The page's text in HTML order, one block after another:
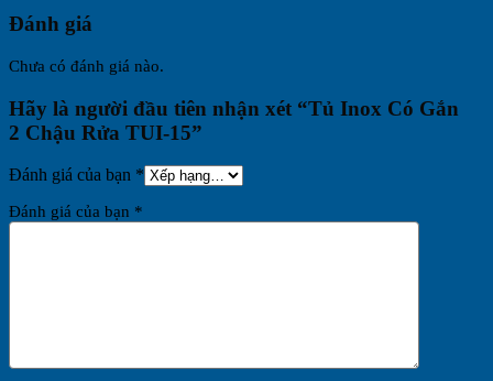
Đánh giá
Chưa có đánh giá nào.
Hãy là người đầu tiên nhận xét “Tủ Inox Có Gắn
2 Chậu Rửa TUI-15”
Đánh giá của bạn *
Đánh giá của bạn *